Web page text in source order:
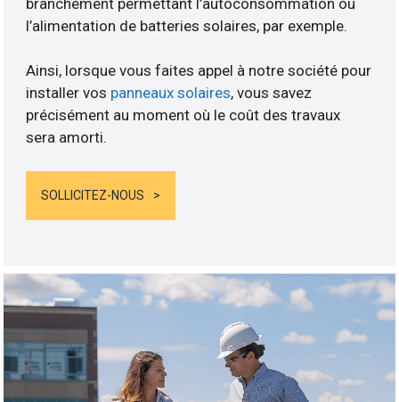
l’alimentation de batteries solaires, par exemple.
Ainsi, lorsque vous faites appel à notre société pour
installer vos panneaux solaires, vous savez
précisément au moment où le coût des travaux
sera amorti.
SOLLICITEZ-NOUS